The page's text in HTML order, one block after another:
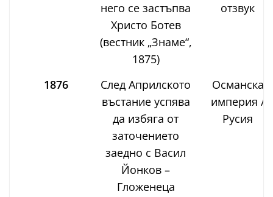
него се застъпва
Христо Ботев
(вестник „Знаме“,
1875)
отзвук
1876
След Априлското
въстание успява
да избяга от
заточението
заедно с Васил
Йонков –
Гложенеца
Османска
империя /
Русия